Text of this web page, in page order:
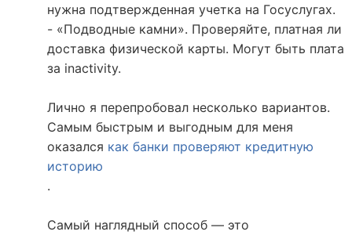
нужна подтвержденная учетка на Госуслугах.
- «Подводные камни». Проверяйте, платная ли
доставка физической карты. Могут быть плата
за inactivity.
Лично я перепробовал несколько вариантов.
Самым быстрым и выгодным для меня
оказался как банки проверяют кредитную
историю
.
Самый наглядный способ — это